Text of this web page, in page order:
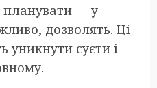
— у
дозволять. Ці
уникнути суєти і